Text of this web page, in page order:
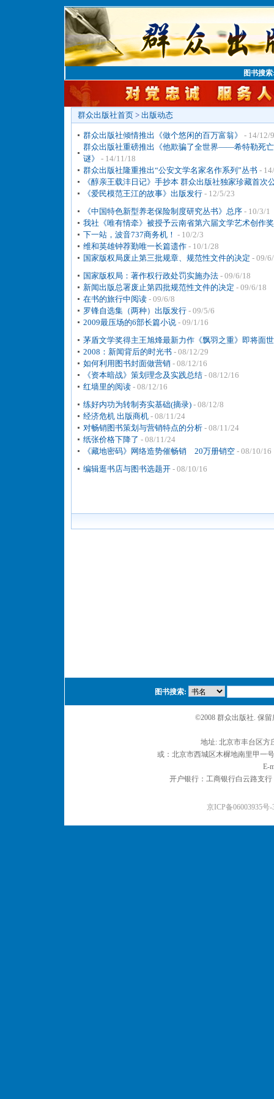
图书搜
群众出版社首页 > 出版动态
群众出版社倾情推出《做个悠闲的百万富翁》
- 14/12/9
群众出版社重磅推出《他欺骗了全世界——希特勒死
谜》
- 14/11/18
群众出版社隆重推出“公安文学名家名作系列”丛书 -
《醇亲王载沣日记》手抄本 群众出版社独家珍藏首次
《爱民模范王江的故事》出版发行 - 12/5/23
《中国特色新型养老保险制度研究丛书》总序 - 10/3/1
我社《唯有情牵》被授予云南省第六届文学艺术创作
下一站，波音737商务机！ - 10/2/3
维和英雄钟荐勤唯一长篇遗作 - 10/1/28
国家版权局废止第三批规章、规范性文件的决定 - 09/
国家版权局：著作权行政处罚实施办法 - 09/6/18
新闻出版总署废止第四批规范性文件的决定 - 09/6/18
在书的旅行中阅读 - 09/6/8
罗锋自选集（两种）出版发行 - 09/5/6
2009最压场的6部长篇小说 - 09/1/16
茅盾文学奖得主王旭烽最新力作《飘羽之重》即将面世
2008：新闻背后的时光书 - 08/12/29
如何利用图书封面做营销 - 08/12/16
《资本暗战》策划理念及实践总结 - 08/12/16
红墙里的阅读 - 08/12/16
练好内功为转制夯实基础(摘录) - 08/12/8
经济危机 出版商机 - 08/11/24
对畅销图书策划与营销特点的分析 - 08/11/24
纸张价格下降了 - 08/11/24
《藏地密码》网络造势催畅销 20万册销空 - 08/10/16
编辑逛书店与图书选题开 - 08/10/16
图书搜索:
©2008 群众出版社. 保
地址: 北京市丰台区
或：北京市西城区木樨地南里甲一
E-
开户银行：工商银行白云路支
京ICP备06003935号-